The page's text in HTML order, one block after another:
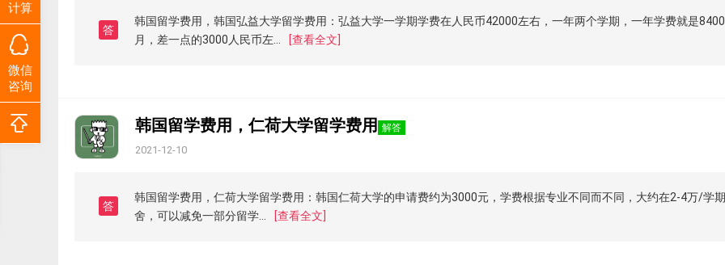
答
韩国留学费用，韩国弘益大学留学费用：弘益大学一学期学费在人民币42000左右，一年两个学期，一年学费就是
月，差一点的3000人民币左...
[查看全文]
韩国留学费用，仁荷大学留学费用 解答
2021-12-10
答
韩国留学费用，仁荷大学留学费用：韩国仁荷大学的申请费约为3000元，学费根据专业不同而不同，大约在2-4万/学
舍，可以减免一部分留学...
[查看全文]
计算
微信
咨询